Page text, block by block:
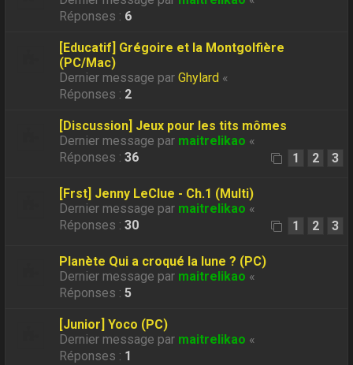
Réponses : 6
[Educatif] Grégoire et la Montgolfière
(PC/Mac)
Dernier message parGhylard «
Réponses : 2
[Discussion] Jeux pour les tits mômes
Dernier message par maitrelikao «
Réponses :36 1 2 3
[Frst] Jenny LeClue - Ch.1 (Multi)
Dernier message par maitrelikao «
Réponses :30 1 2 3
Planète Qui a croqué la lune ? (PC)
Dernier message par maitrelikao «
Réponses :5
[Junior] Yoco (PC)
Dernier message par maitrelikao «
Réponses : 1